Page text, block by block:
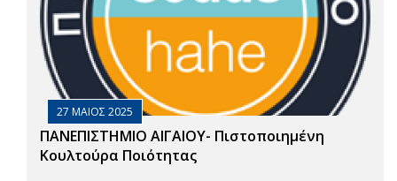
27 ΜΑΙΟΣ 2025
ΠΑΝΕΠΙΣΤΗΜΙΟ ΑΙΓΑΙΟΥ- Πιστοποιημένη
Κουλτούρα Ποιότητας